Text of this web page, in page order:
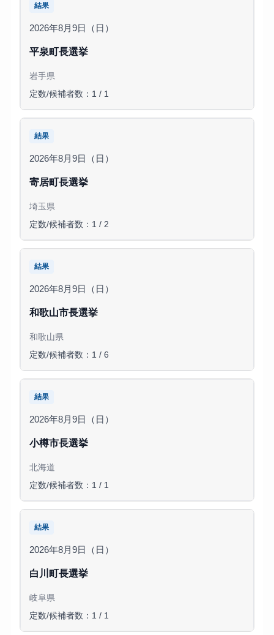
結果
2026年8月9日（日）
平泉町長選挙
岩手県
定数/候補者数：1 / 1
結果
2026年8月9日（日）
寄居町長選挙
埼玉県
定数/候補者数：1 / 2
結果
2026年8月9日（日）
和歌山市長選挙
和歌山県
定数/候補者数：1 / 6
結果
2026年8月9日（日）
小樽市長選挙
北海道
定数/候補者数：1 / 1
結果
2026年8月9日（日）
白川町長選挙
岐阜県
定数/候補者数：1 / 1